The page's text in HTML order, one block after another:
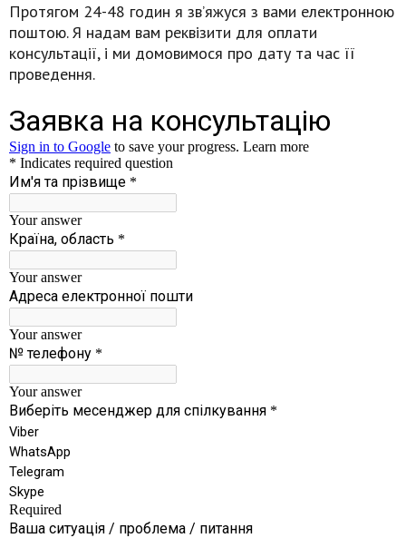
Протягом 24-48 годин я зв’яжуся з вами електронною
поштою. Я надам вам реквізити для оплати
консультації, і ми домовимося про дату та час її
проведення.